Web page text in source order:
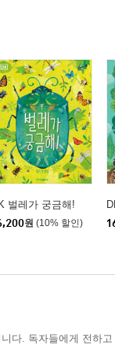
벌레가 궁금해!
원 (10% 할인)
다. 독자들에게 전하